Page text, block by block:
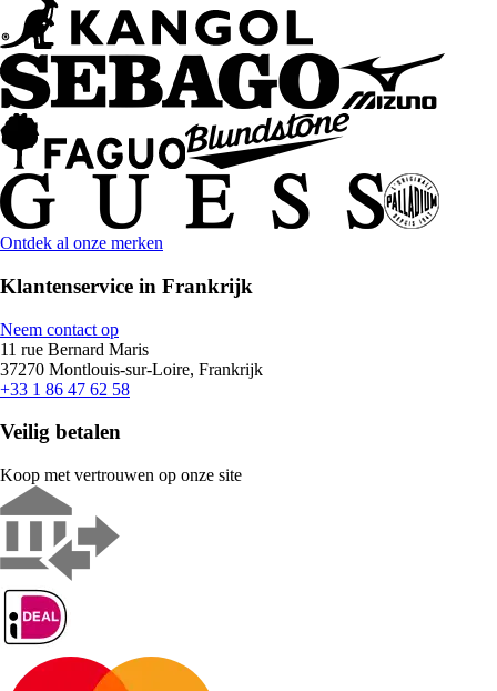
Ontdek al onze merken
Klantenservice in Frankrijk
Neem contact op
11 rue Bernard Maris
37270 Montlouis-sur-Loire, Frankrijk
+33 1 86 47 62 58
Veilig betalen
Koop met vertrouwen op onze site